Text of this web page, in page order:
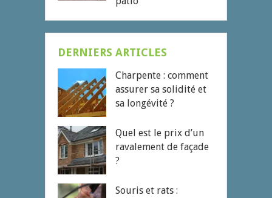
DERNIERS ARTICLES
Charpente : comment
assurer sa solidité et
sa longévité ?
Quel est le prix d’un
ravalement de façade
?
Souris et rats :